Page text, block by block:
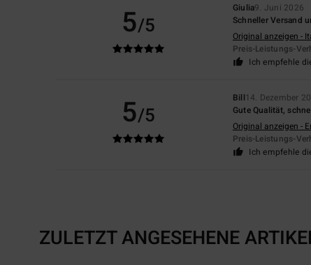
5/5
Giulia9. Juni 2026
Schneller Versand
Original anzeigen -
Preis-Leistungs-
Ich empfehle
5/5
Bill14. Dezember
Gute Qualität,
Original anzeigen -
Preis-Leistungs-
Ich empfehle
ZULETZT ANGESEHENE